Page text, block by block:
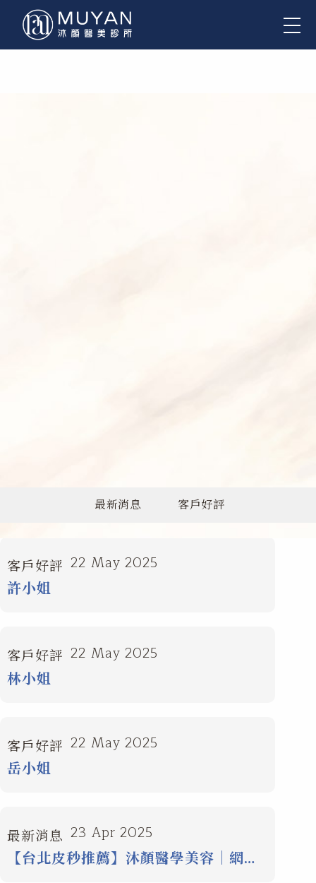
最新消息 客戶好評
客戶好評 22 May 2025
許小姐
客戶好評 22 May 2025
林小姐
客戶好評 22 May 2025
岳小姐
最新消息 23 Apr 2025
【台北皮秒推薦】沐顏醫學美容｜網友